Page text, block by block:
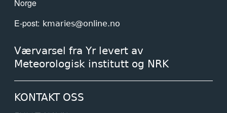
Norge
E-post
kmaries@online.no
Værvarsel fra Yr levert av
Meteorologisk institutt og NRK
KONTAKT OSS